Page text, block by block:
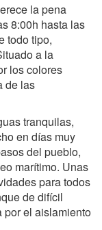
la pena
8:00h hasta las
todo tipo,
a la
los colores
de las
tranquilas,
en días muy
del pueblo,
marítimo. Unas
para todos
de difícil
por el aislamiento